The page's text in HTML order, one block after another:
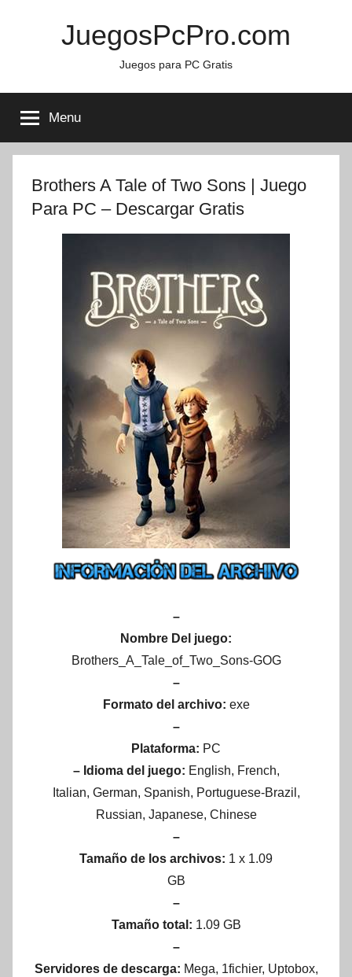
JuegosPcPro.com
Juegos para PC Gratis
Menu
Brothers A Tale of Two Sons | Juego
Para PC – Descargar Gratis
–
Nombre Del juego:
Brothers_A_Tale_of_Two_Sons-GOG
–
Formato del archivo: exe
–
Plataforma: PC
– Idioma del juego: English, French,
Italian, German, Spanish, Portuguese-Brazil,
Russian, Japanese, Chinese
–
Tamaño de los archivos: 1 x 1.09
GB
–
Tamaño total: 1.09 GB
–
Servidores de descarga: Mega, 1fichier, Uptobox,